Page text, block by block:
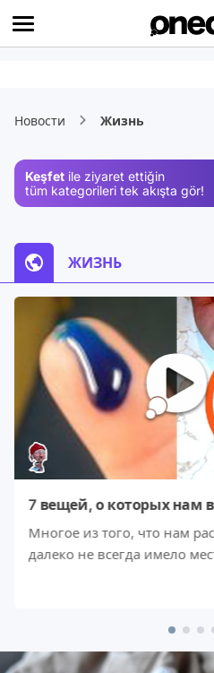
Новости Жизнь
Keşfet ile ziyaret ettiğin
tüm kategorileri tek akışta gör!
ЖИЗНЬ
7 вещей, о которых нам
Многое из того, что нам
далеко не всегда имело